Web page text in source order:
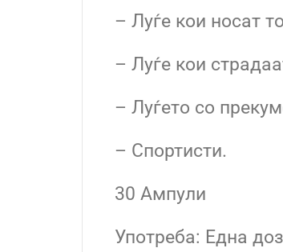
– Луѓе кои носат
– Луѓе кои
– Луѓето со
– Спортисти.
30 Ампули
Употреба: Една